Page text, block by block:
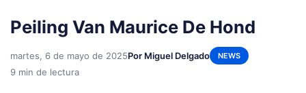
Peiling Van Maurice De Hond
martes, 6 de mayo de 2025Por Miguel Delgado NEWS
9 min de lectura